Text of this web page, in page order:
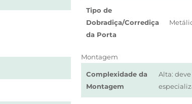
Tipo de
Dobradiça/Corrediça
da Porta
Montagem
Complexidade da
Montagem
Alta: